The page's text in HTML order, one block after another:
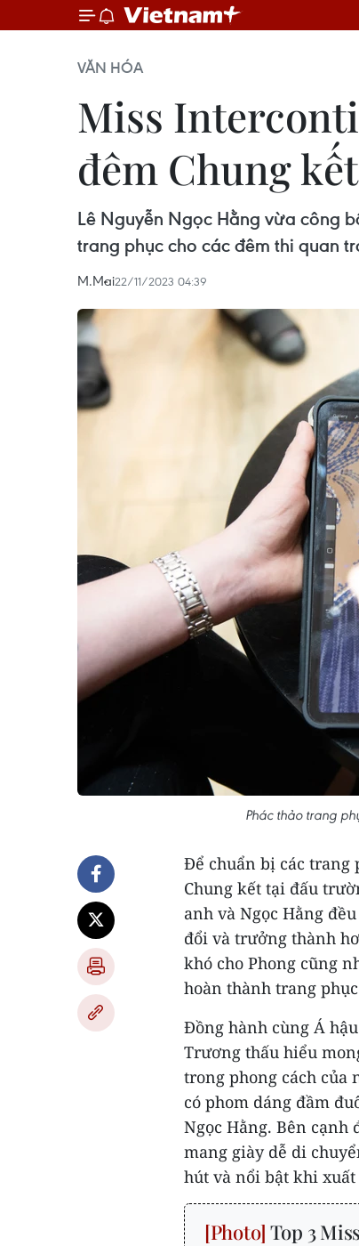
VĂN HÓA
Miss
đêm Chung
Lê Nguyễn Ngọc Hằng vừa công
trang phục cho các đêm thi quan
M.Mai22/11/2023 04:39
Phác thảo trang
Để chuẩn bị các trang
Chung kết tại đấu
anh và Ngọc Hằng
đổi và trưởng thành
khó cho Phong cũng
hoàn thành trang
Đồng hành cùng Á
Trương thấu hiểu
trong phong cách của
có phom dáng đầm
Ngọc Hằng. Bên cạnh
mang giày dễ di
hút và nổi bật khi
Top 3